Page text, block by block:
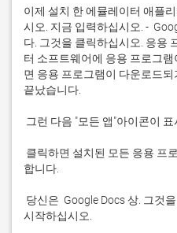
이제 설치 한 에뮬레이터 애플
시오. 지금 입력하십시오. -
다. 그것을 클릭하십시오. 응용
터 소프트웨어에 응용 프로그
면 응용 프로그램이 다운로드
시작하십시오.